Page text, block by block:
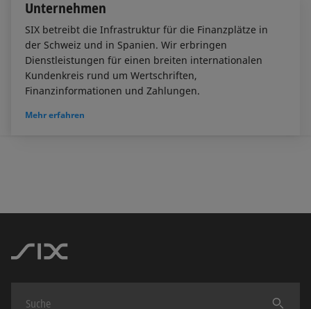
Unternehmen
SIX betreibt die Infrastruktur für die Finanzplätze in
der Schweiz und in Spanien. Wir erbringen
Dienstleistungen für einen breiten internationalen
Kundenkreis rund um Wertschriften,
Finanzinformationen und Zahlungen.
Mehr erfahren